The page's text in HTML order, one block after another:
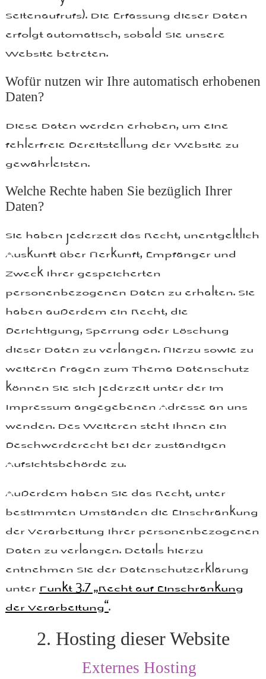
Seitenaufrufs). Die Erfassung dieser Daten
erfolgt automatisch, sobald Sie unsere
Website betreten.
Wofür nutzen wir Ihre automatisch erhobenen
Daten?
Diese Daten werden erhoben, um eine
fehlerfreie Bereitstellung der Website zu
gewährleisten.
Welche Rechte haben Sie bezüglich Ihrer
Daten?
Sie haben jederzeit das Recht, unentgeltlich
Auskunft über Herkunft, Empfänger und
Zweck Ihrer gespeicherten
personenbezogenen Daten zu erhalten. Sie
haben außerdem ein Recht, die
Berichtigung, Sperrung oder Löschung
dieser Daten zu verlangen. Hierzu sowie zu
weiteren Fragen zum Thema Datenschutz
können Sie sich jederzeit unter der im
Impressum angegebenen Adresse an uns
wenden. Des Weiteren steht Ihnen ein
Beschwerderecht bei der zuständigen
Aufsichtsbehörde zu.
Außerdem haben Sie das Recht, unter
bestimmten Umständen die Einschränkung
der Verarbeitung Ihrer personenbezogenen
Daten zu verlangen. Details hierzu
entnehmen Sie der Datenschutzerklärung
unterPunkt 3.7 „Recht auf Einschränkung
der Verarbeitung“.
2. Hosting dieser Website
Externes Hosting